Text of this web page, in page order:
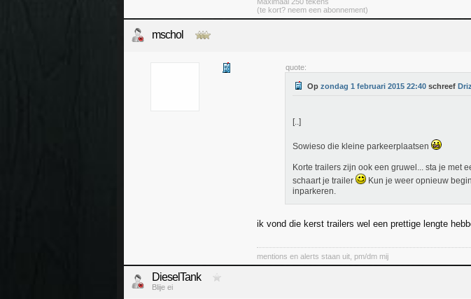
(te kort? neem een abonnement)
mschol
quote:
Op zondag 1 februari 2015 22:40 schreef
[..]
Sowieso die kleine parkeerplaatsen
Korte trailers zijn ook een gruwel... sta je met
schaart je trailer
Kun je weer opnieuw
inparkeren.
ik vond die kerst trailers wel een prettige lengte
mentions en alerts staan uit, pm/dm mij
DieselTank
Blije ei